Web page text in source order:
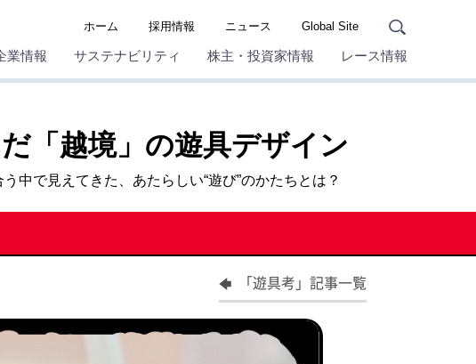
ホーム 採用情報 ニュース Global Site
業情報 サステナビリティ 株主・投資家情報 レース情報
「越境」の遊具デザイン
中で見えてきた、あたらしい“遊び”のかたちとは？
「遊具考」記事一覧